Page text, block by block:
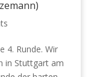
4. Runde. Wir
in Stuttgart am